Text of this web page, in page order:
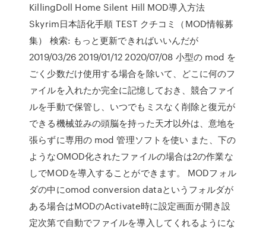
KillingDoll Home Silent Hill MOD導入方法
Skyrim日本語化手順 TEST クチコミ（MOD情報募
集） 検索: もっと更新できればいいんだが
2019/03/26 2019/01/12 2020/07/08 小型の mod を
ごく少数だけ使用する場合を除いて、どこに何のフ
ァイルを入れたか完全に記憶しておき、競合ファイ
ルを手動で保管し、いつでもミスなく削除と復元が
できる機械並みの頭脳を持った天才以外は、意地を
張らずに専用の mod 管理ソフトを使い また、下の
ようなOMOD化されたファイルの場合は2の作業な
しでMODを導入することができます。 MODフォル
ダの中にomod conversion dataというフォルダが
ある場合はMODのActivate時に設定画面が開き設
定次第で自動でファイルを導入してくれるようにな